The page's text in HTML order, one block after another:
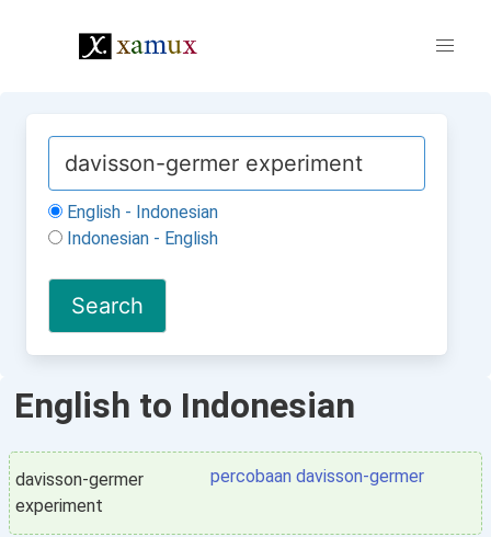
English - Indonesian
Indonesian - English
English to Indonesian
davisson-germer
experiment
percobaan davisson-germer